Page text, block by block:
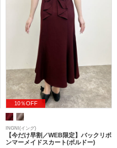
10％OFF
INGNI(イング)
【今だけ早割／WEB限定】バックリボ
ンマーメイドスカート(ボルドー)